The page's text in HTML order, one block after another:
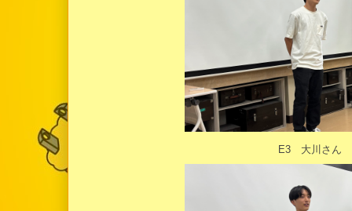
E3 大川さん